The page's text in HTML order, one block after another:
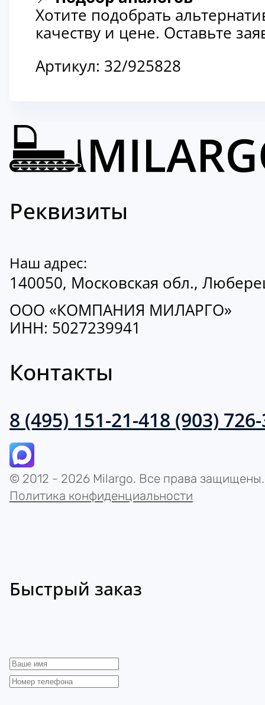
Хотите подобрать
качеству и цене. Оставьте
Артикул: 32/925828
Реквизиты
Наш адрес:
140050, Московская обл.,
ООО «КОМПАНИЯ МИЛАРГО»
ИНН: 5027239941
Контакты
8 (495) 151-21-418 (903)
© 2012 - 2026 Milargo. Все права защищены.
Политика конфиденциальности
Быстрый заказ